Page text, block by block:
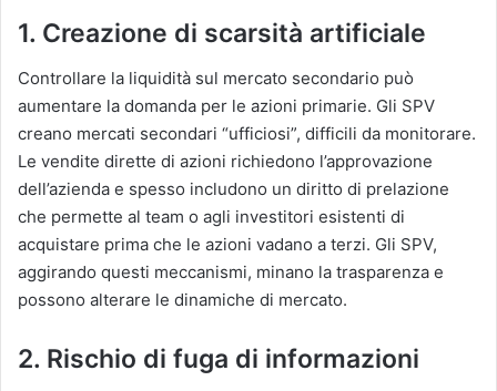
1. Creazione di scarsità artificiale
Controllare la liquidità sul mercato secondario può
aumentare la domanda per le azioni primarie. Gli SPV
creano mercati secondari “ufficiosi”, difficili da monitorare.
Le vendite dirette di azioni richiedono l’approvazione
dell’azienda e spesso includono un diritto di prelazione
che permette al team o agli investitori esistenti di
acquistare prima che le azioni vadano a terzi. Gli SPV,
aggirando questi meccanismi, minano la trasparenza e
possono alterare le dinamiche di mercato.
2. Rischio di fuga di informazioni